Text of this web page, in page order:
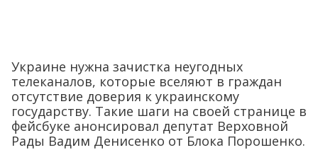
Украине нужна зачистка неугодных
телеканалов, которые вселяют в граждан
отсутствие доверия к украинскому
государству. Такие шаги на своей странице в
фейсбуке анонсировал депутат Верховной
Рады Вадим Денисенко от Блока Порошенко.